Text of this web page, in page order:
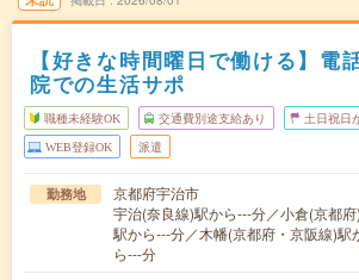
【好きな時間曜日で働ける】電
院での生活サポ
職種未経験OK 交通費別途支給あり 土日祝日
WEB登録OK 派遣
勤務地
京都府宇治市
宇治(奈良線)駅から---分／小倉(京都
駅から---分／木幡(京都府・京阪線)駅
ら---分